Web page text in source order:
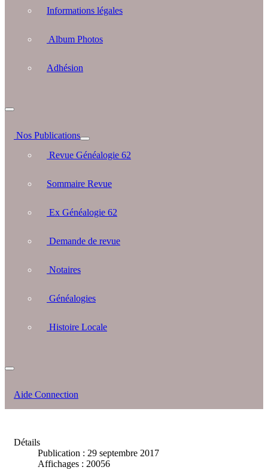
Informations légales
Album Photos
Adhésion
Nos Publications
Revue Généalogie 62
Sommaire Revue
Ex Généalogie 62
Demande de revue
Notaires
Généalogies
Histoire Locale
Aide Connection
Détails
Publication : 29 septembre 2017
Affichages : 20056